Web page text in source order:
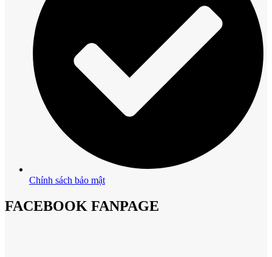
Chính sách bảo mật
FACEBOOK FANPAGE